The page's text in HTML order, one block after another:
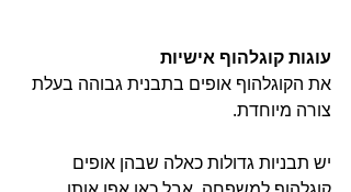
עוגות קוגלהוף אישיות
את הקוגלהוף אופים בתבנית גבוהה בעלת
צורה מיוחדת.
יש תבניות גדולות כאלה שבהן אופים